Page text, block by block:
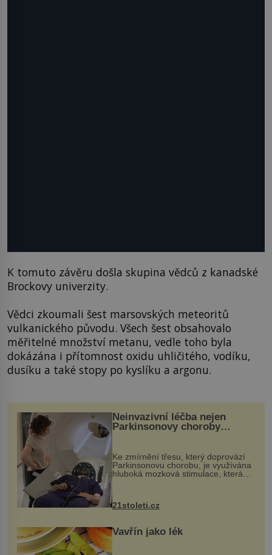
K tomuto závěru došla skupina vědců z kanadské
Brockovy univerzity.
Vědci zkoumali šest marsovských meteoritů
vulkanického původu. Všech šest obsahovalo
měřitelné množství metanu, vedle toho byla
dokázána i přítomnost oxidu uhličitého, vodíku,
dusíku a také stopy po kyslíku a argonu.
Neinvazivní léčba nejen
Parkinsonovy choroby
Ke zmírnění třesu, který doprovází
Parkinsonovu chorobu, je využívána
hluboká mozková stimulace, která
však vyžaduje vysoce invazivní
k dostatečně přesnému zacílení ...
21stoleti.cz
Vavřín jako lék